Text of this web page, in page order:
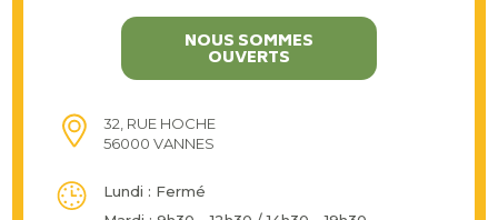
NOUS SOMMES
OUVERTS
32, RUE HOCHE
56000 VANNES
Lundi : Fermé